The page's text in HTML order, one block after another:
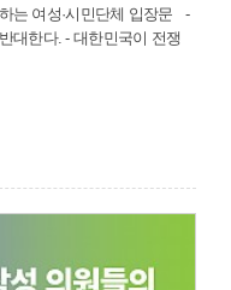
대한다. - 대한민국이 전쟁